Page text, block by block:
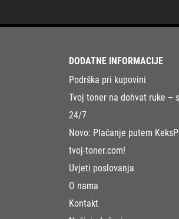
DODATNE INFORMACIJE
Podrška pri kupovini
Tvoj toner na dohvat ruke –
24/7
Novo: Plaćanje putem
tvoj-toner.com!
Uvjeti poslovanja
O nama
Kontakt